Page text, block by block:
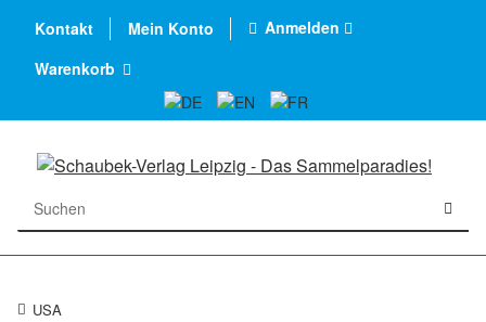
Kontakt Mein Konto
Anmelden
Warenkorb
USA